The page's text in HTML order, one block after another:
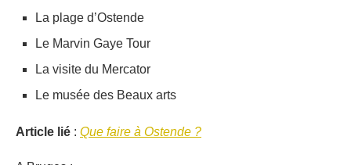
La plage d’Ostende
Le Marvin Gaye Tour
La visite du Mercator
Le musée des Beaux arts
Article lié : Que faire à Ostende ?